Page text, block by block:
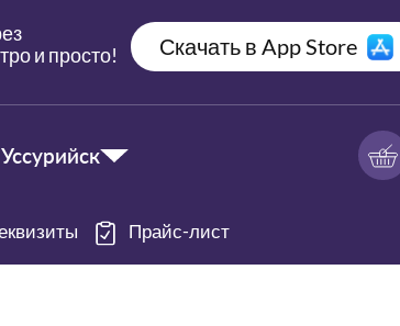
и просто!
Скачать в App Store
Прайс-лист